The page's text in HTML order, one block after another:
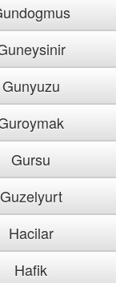
Gunyuzu
Gursu
Guzelyurt
Hacilar
Hafik